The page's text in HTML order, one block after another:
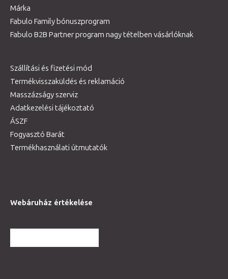
Márka
Fabulo Family bónuszprogram
Fabulo B2B Partner program nagy tételben vásárlóknak
Szállítási és fizetési mód
Termékvisszaküldés és reklamáció
Masszázságy szerviz
Adatkezelési tájékoztató
ÁSZF
Fogyasztó Barát
Termékhasználati útmutatók
Webáruház értékelése